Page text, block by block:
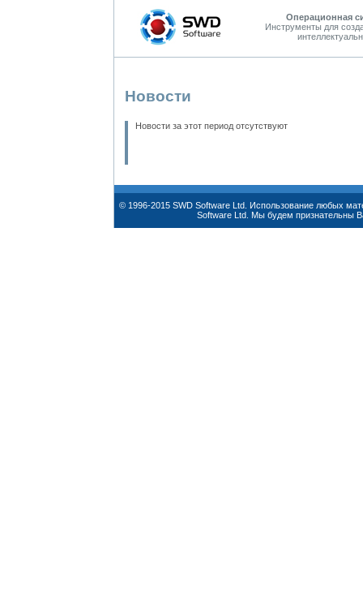
Операционная
Инструменты для
Новости
Новости за этот период отсутствуют
© 1996-2015 SWD Software Ltd. Использование любых
Software Ltd. Мы будем признательны